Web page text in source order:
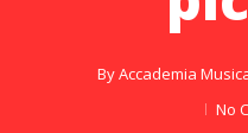
ByAccademia
No